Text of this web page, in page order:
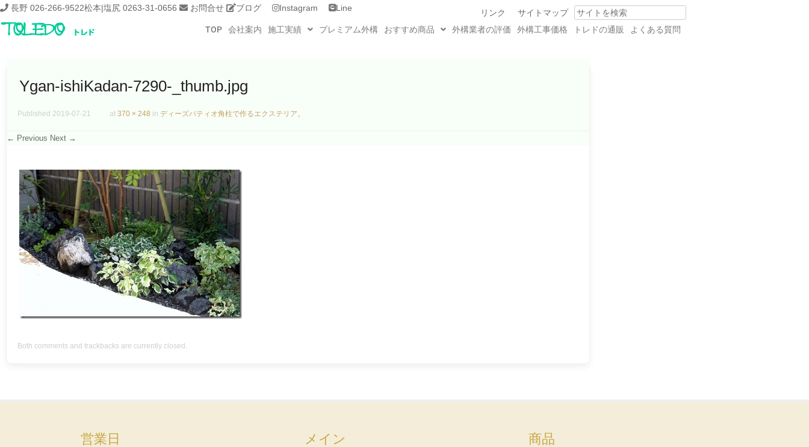
長野 026-266-9522松本|塩尻 0263-31-0656 お問合せ ブログ Instagram Line Search
サイトマップ
リンク
TOP
会社案内 施工実績 プレミアム外構 おすすめ商品 外構業者の評価 外構工事価格 トレドの通販 よくある質問
Ygan-ishiKadan-7290-_thumb.jpg
Published 2019-07-21 at 370 × 248 in ディーズパティオ角柱で作るエクステリア。
← Previous Next →
Both comments and trackbacks are currently closed.
営業日 メイン 商品